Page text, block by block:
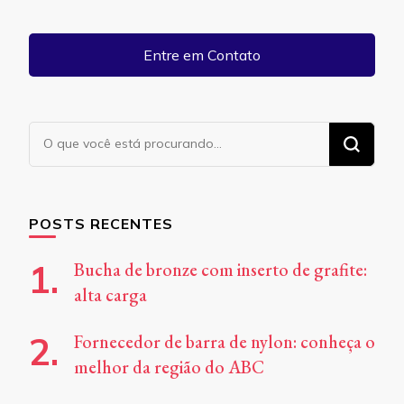
Entre em Contato
Procurando
algo?
POSTS RECENTES
Bucha de bronze com inserto de grafite:
alta carga
Fornecedor de barra de nylon: conheça o
melhor da região do ABC